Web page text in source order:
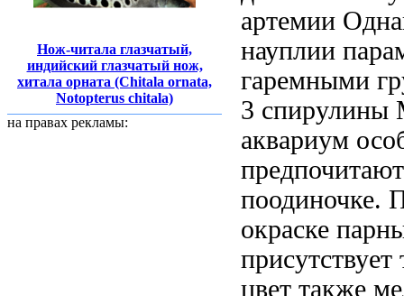
Нож-читала глазчатый,
индийский глазчатый нож,
хитала орната (Chitala ornata,
Notopterus chitala)
на правах рекламы:
артемии
науплии
гаремными
3 спирулины
аквариум
поодиночке.
окраске
присутствует
цвет также